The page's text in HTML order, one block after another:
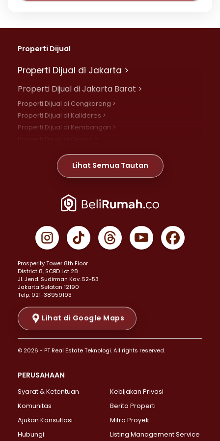
Properti Dijual
Properti Dijual di Jakarta >
Properti Dijual di Jakarta Barat >
Properti Dijual di Cengkareng >
Properti Dijual di Kalideres >
Properti Dijual di Kembangan >
Properti Dijual di Meruya >
Properti Dijual di Jelambar >
Properti Dijual di Jakarta Pusat >
Properti Dijual di Gambir >
Properti Dijual di Johar Baru >
Properti Dijual di Menteng >
Properti Dijual di Senen >
Properti Dijual di Tanah Abang >
Properti Dijual di Cikini >
Properti Dijual di Kramat >
Properti Dijual di Pasar Baru >
Properti Dijual di Bendungan Hilir >
Properti Dijual di Jakarta Selatan >
Properti Dijual di Lebak Bulus >
Properti Dijual di Gandaria Selatan >
Properti Dijual di Pondok Labu >
Properti Dijual di Lenteng Agung >
Lihat Semua Tautan
Prosperity Tower 8th Floor
District 8, SCBD Lot 28
JI. Jend. Sudirman Kav. 52-53
Jakarta Selatan 12190
Telp: 021-38959193
Lihat di Google Maps
© 2026 - PT Real Estate Teknologi. All rights reserved.
PERUSAHAAN
Syarat & Ketentuan
Kebijakan Privasi
Komunitas
Berita Properti
Ajukan Konsultasi
Mitra Proyek
Hubungi:
Listing Management Service